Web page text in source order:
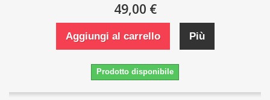
49,00 €
Aggiungi al carrello Più
Prodotto disponibile